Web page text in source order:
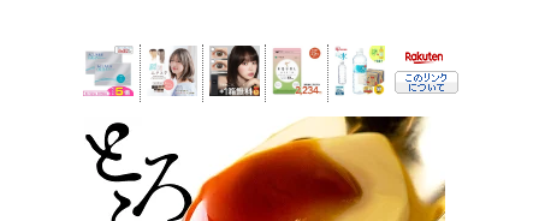
ニューを合格・不合格をジャッジ
した内容をお伝えします。番組名
ジョブチューン★『く...
組内容ジョブチューン【超一流風
水師が有名人の自宅をジャッ
ジ!】超一流風水師 李...